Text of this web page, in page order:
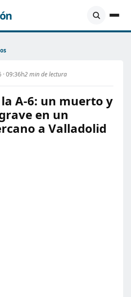
· 09:36h2 min de lectura
A-6: un muerto y
en un
a Valladolid